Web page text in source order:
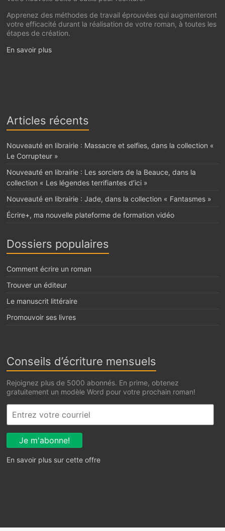
Apprenez des méthodes de travail éprouvées qui augmenteront
votre efficacité durant la réalisation de votre roman, à toutes les
étapes de création.
En savoir plus
Articles récents
Nouveauté en librairie : Massacre et selfies, dans la collection «
Le Corrupteur »
Nouveauté en librairie : Les sorciers de la Beauce, dans la
collection « Les légendes terrifiantes d’ici »
Nouveauté en librairie : Jade, dans la collection « Fantasmes »
Écrire+, ma nouvelle plateforme de formation vidéo
Dossiers populaires
Comment écrire un roman
Trouver un éditeur
Le manuscrit littéraire
Promouvoir ses livres
Conseils d’écriture mensuels
Rejoignez plus de 5000 abonnés. En prime, obtenez
gratuitement un modèle Word pour votre prochain roman!
En savoir plus sur cette offre